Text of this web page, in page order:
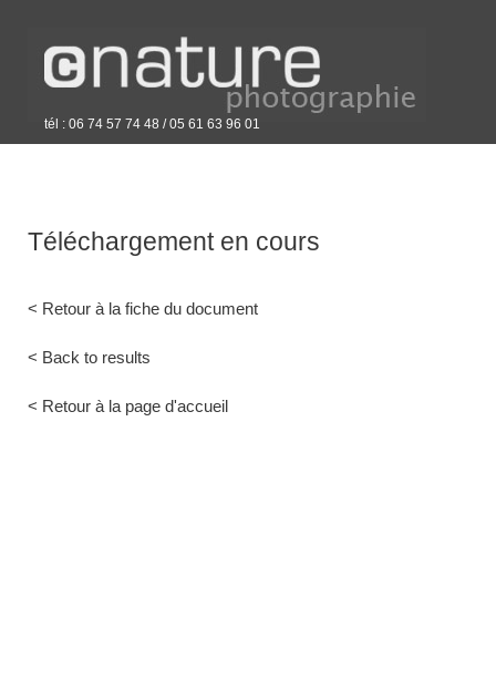
tél : 06 74 57 74 48 / 05 61 63 96 01
Téléchargement en cours
< Retour à la fiche du document
< Back to results
< Retour à la page d'accueil